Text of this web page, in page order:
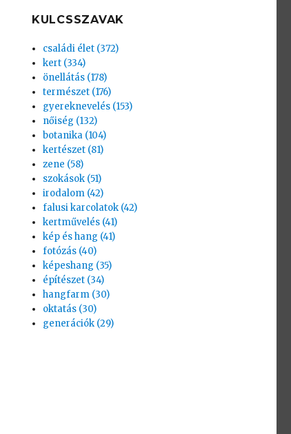
KULCSSZAVAK
családi élet (372)
kert (334)
önellátás (178)
természet (176)
gyereknevelés (153)
nőiség (132)
botanika (104)
kertészet (81)
zene (58)
szokások (51)
irodalom (42)
falusi karcolatok (42)
kertművelés (41)
kép és hang (41)
fotózás (40)
képeshang (35)
építészet (34)
hangfarm (30)
oktatás (30)
generációk (29)